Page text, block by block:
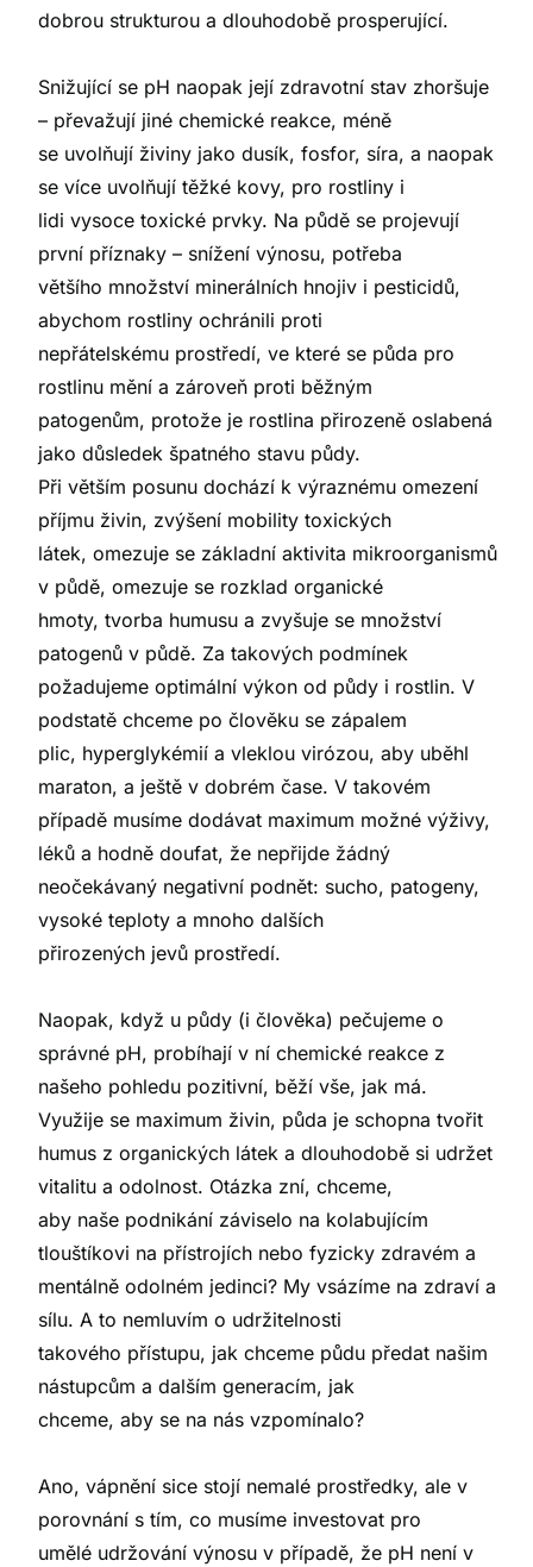
dobrou strukturou a dlouhodobě prosperující.
Snižující se pH naopak její zdravotní stav zhoršuje
– převažují jiné chemické reakce, méně
se uvolňují živiny jako dusík, fosfor, síra, a naopak
se více uvolňují těžké kovy, pro rostliny i
lidi vysoce toxické prvky. Na půdě se projevují
první příznaky – snížení výnosu, potřeba
většího množství minerálních hnojiv i pesticidů,
abychom rostliny ochránili proti
nepřátelskému prostředí, ve které se půda pro
rostlinu mění a zároveň proti běžným
patogenům, protože je rostlina přirozeně oslabená
jako důsledek špatného stavu půdy.
Při větším posunu dochází k výraznému omezení
příjmu živin, zvýšení mobility toxických
látek, omezuje se základní aktivita mikroorganismů
v půdě, omezuje se rozklad organické
hmoty, tvorba humusu a zvyšuje se množství
patogenů v půdě. Za takových podmínek
požadujeme optimální výkon od půdy i rostlin. V
podstatě chceme po člověku se zápalem
plic, hyperglykémií a vleklou virózou, aby uběhl
maraton, a ještě v dobrém čase. V takovém
případě musíme dodávat maximum možné výživy,
léků a hodně doufat, že nepřijde žádný
neočekávaný negativní podnět: sucho, patogeny,
vysoké teploty a mnoho dalších
přirozených jevů prostředí.
Naopak, když u půdy (i člověka) pečujeme o
správné pH, probíhají v ní chemické reakce z
našeho pohledu pozitivní, běží vše, jak má.
Využije se maximum živin, půda je schopna tvořit
humus z organických látek a dlouhodobě si udržet
vitalitu a odolnost. Otázka zní, chceme,
aby naše podnikání záviselo na kolabujícím
tlouštíkovi na přístrojích nebo fyzicky zdravém a
mentálně odolném jedinci? My vsázíme na zdraví a
sílu. A to nemluvím o udržitelnosti
takového přístupu, jak chceme půdu předat našim
nástupcům a dalším generacím, jak
chceme, aby se na nás vzpomínalo?
Ano, vápnění sice stojí nemalé prostředky, ale v
porovnání s tím, co musíme investovat pro
umělé udržování výnosu v případě, že pH není v